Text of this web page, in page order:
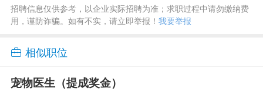
招聘信息仅供参考，以企业实际招聘为准；求职过程中请勿缴纳费
用，谨防诈骗。如有不实，请立即举报！ 我要举报
相似职位
宠物医生（提成奖金）